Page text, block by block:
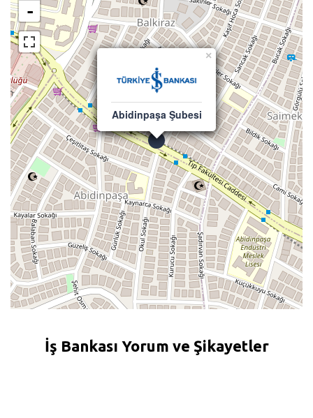
×
Abidinpaşa Şubesi
-
İş Bankası Yorum ve Şikayetler